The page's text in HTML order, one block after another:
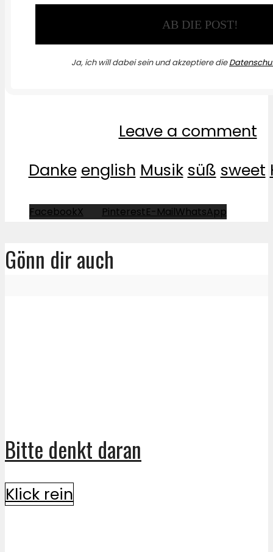
Ja, ich will dabei sein und akzeptiere die
Leave a comment
Danke english Musik süß sweet
FacebookX PinterestE-MailWhatsApp
Gönn dir auch
Bitte denkt daran
Klick rein